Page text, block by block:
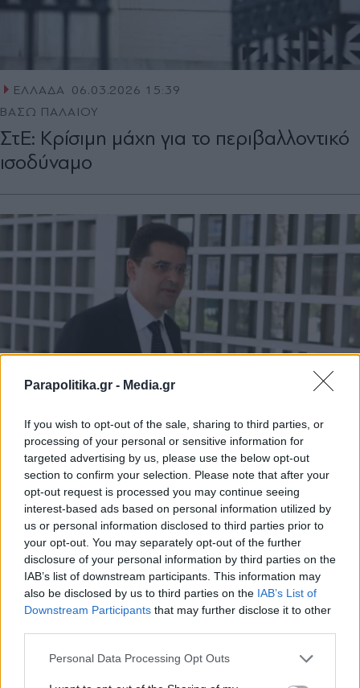
Parapolitika.gr - Media.gr
If you wish to opt-out of the sale, sharing to third parties, or
processing of your personal or sensitive information for
targeted advertising by us, please use the below opt-out
section to confirm your selection. Please note that after your
opt-out request is processed you may continue seeing
interest-based ads based on personal information utilized by
us or personal information disclosed to third parties prior to
your opt-out. You may separately opt-out of the further
disclosure of your personal information by third parties on the
IAB’s list of downstream participants. This information may
also be disclosed by us to third parties on the IAB’s List of
Downstream Participants that may further disclose it to other
Personal Data Processing Opt Outs
ΕΛΛΑΔΑ 06.03.2026 15:39
ΒΑΣΩ ΠΑΛΑΙΟΥ
ΣτΕ: Κρίσιμη μάχη για το περιβαλλοντικό
ισοδύναμο
ΕΛΛΑΔΑ 05.03.2026 15:47
ΒΑΣΩ ΠΑΛΑΙΟΥ
Δικηγόροι Κουκάκη: "Διασφαλίζουμε ότι
ο εντολέας μας θα λάβει τις απαντήσεις
που δικαιούται σχετικά με την παραβίαση
του απορρήτου των επικοινωνιών του"
Εγγραφή στο newsletter